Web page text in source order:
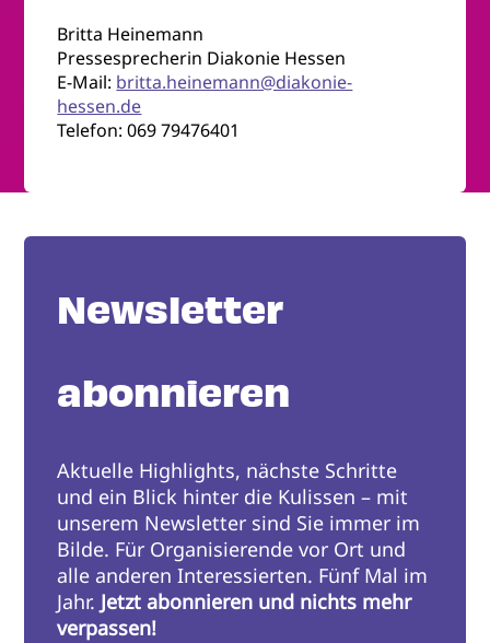
Britta Heinemann
Pressesprecherin Diakonie Hessen
E-Mail: britta.heinemann@diakonie-
hessen.de
Telefon: 069 79476401
Newsletter
abonnieren
Aktuelle Highlights, nächste Schritte
und ein Blick hinter die Kulissen – mit
unserem Newsletter sind Sie immer im
Bilde. Für Organisierende vor Ort und
alle anderen Interessierten. Fünf Mal im
Jahr. Jetzt abonnieren und nichts mehr
verpassen!